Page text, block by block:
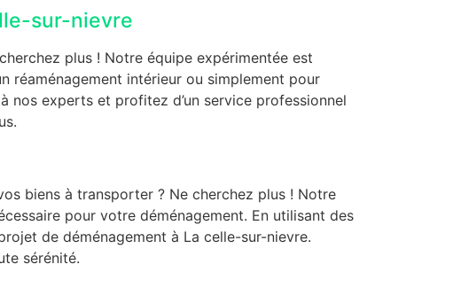
sur-nievre
plus ! Notre équipe expérimentée est
réaménagement intérieur ou simplement pour
nos experts et profitez d’un service professionnel
biens à transporter ? Ne cherchez plus ! Notre
pour votre déménagement. En utilisant des
de déménagement à La celle-sur-nievre.
sérénité.